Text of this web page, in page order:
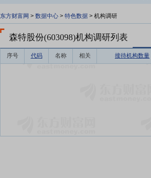
东方财富网 > 数据中心 > 特色数据 > 机构调研
森特股份(603098)机构调研列表
序号 代码 名称 相关 接待机构数量